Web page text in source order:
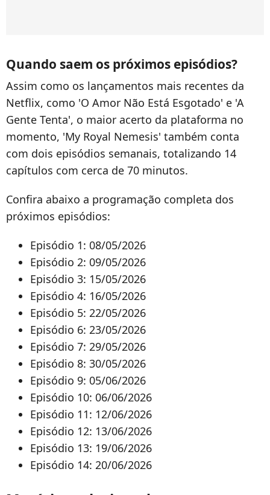
Quando saem os próximos episódios?
Assim como os lançamentos mais recentes da
Netflix, como 'O Amor Não Está Esgotado' e 'A
Gente Tenta', o maior acerto da plataforma no
momento, 'My Royal Nemesis' também conta
com dois episódios semanais, totalizando 14
capítulos com cerca de 70 minutos.
Confira abaixo a programação completa dos
próximos episódios:
Episódio 1: 08/05/2026
Episódio 2: 09/05/2026
Episódio 3: 15/05/2026
Episódio 4: 16/05/2026
Episódio 5: 22/05/2026
Episódio 6: 23/05/2026
Episódio 7: 29/05/2026
Episódio 8: 30/05/2026
Episódio 9: 05/06/2026
Episódio 10: 06/06/2026
Episódio 11: 12/06/2026
Episódio 12: 13/06/2026
Episódio 13: 19/06/2026
Episódio 14: 20/06/2026